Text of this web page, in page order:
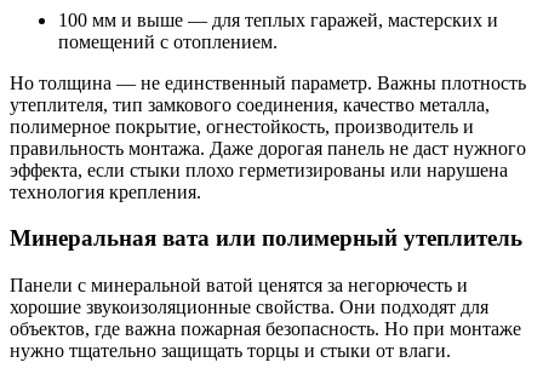
100 мм и выше — для теплых гаражей, мастерских и
помещений с отоплением.
Но толщина — не единственный параметр. Важны плотность
утеплителя, тип замкового соединения, качество металла,
полимерное покрытие, огнестойкость, производитель и
правильность монтажа. Даже дорогая панель не даст нужного
эффекта, если стыки плохо герметизированы или нарушена
технология крепления.
Минеральная вата или полимерный утеплитель
Панели с минеральной ватой ценятся за негорючесть и
хорошие звукоизоляционные свойства. Они подходят для
объектов, где важна пожарная безопасность. Но при монтаже
нужно тщательно защищать торцы и стыки от влаги.